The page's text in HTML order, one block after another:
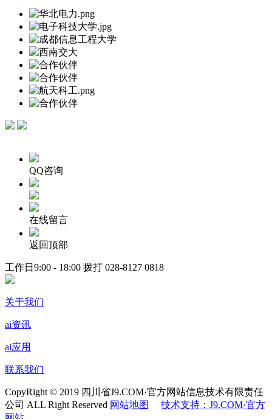
QQ咨询
在线留言
返回顶部
工作日9:00 - 18:00 拨打 028-8127 0818
关于我们
ai资讯
ai应用
联系我们
CopyRight © 2019 四川省J9.COM·官方网站信息技术有限责任
公司 ALL Right Reserved 网站地图
技术支持：J9.COM·官方